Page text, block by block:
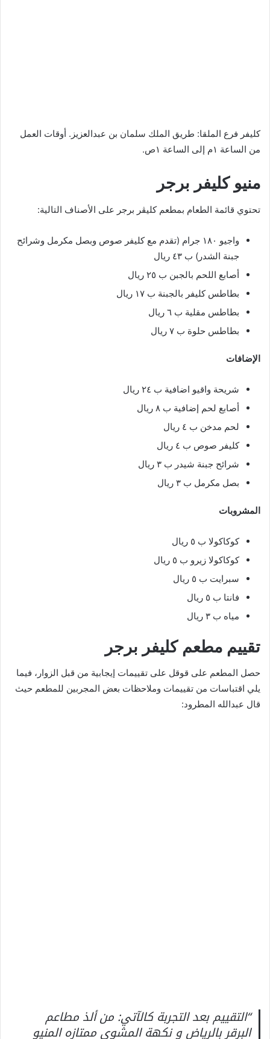
كليفر فرع الملقا: طريق الملك سلمان بن عبدالعزيز. أوقات العمل
من الساعة ١م إلى الساعة ١ص.
منيو كليفر برجر
تحتوي قائمة الطعام بمطعم كليڤر برجر على الأصناف التالية:
واجيو ١٨٠ جرام (تقدم مع كليفر صوص وبصل مكرمل وشرائح
جبنة الشدر) ب ٤٣ ريال
أصابع اللحم بالجبن ب ٢٥ ريال
بطاطس كليفر بالجبنة ب ١٧ ريال
بطاطس مقلية ب ٦ ريال
بطاطس حلوة ب ٧ ريال
الإضافات
شريحة واقيو اضافية ب ٢٤ ريال
أصابع لحم إضافية ب ٨ ريال
لحم مدخن ب ٤ ريال
كليفر صوص ب ٤ ريال
شرائح جبنة شيدر ب ٣ ريال
بصل مكرمل ب ٣ ريال
المشروبات
كوكاكولا ب ٥ ريال
كوكاكولا زيرو ب ٥ ريال
سبرايت ب ٥ ريال
فانتا ب ٥ ريال
مياه ب ٣ ريال
تقييم مطعم كليفر برجر
حصل المطعم على قوقل على تقييمات إيجابية من قبل الزوار، فيما
يلي اقتباسات من تقييمات وملاحظات بعض المجربين للمطعم حيث
قال عبدالله المطرود:
“التقييم بعد التجربة كالآتي: من ألذ مطاعم
البرقر بالرياض و نكهة المشوي ممتازه المنيو